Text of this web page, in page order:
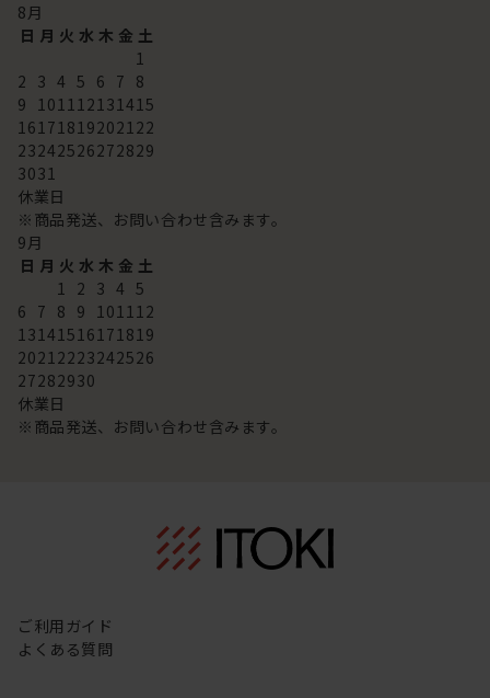
8月
日 月 火 水 木 金 土
1
2 3 4 5 6 7 8
9 101112131415
16171819202122
23242526272829
3031
休業日
※商品発送、お問い合わせ含みます。
9月
日 月 火 水 木 金 土
1 2 3 4 5
6 7 8 9 101112
13141516171819
20212223242526
27282930
休業日
※商品発送、お問い合わせ含みます。
ご利用ガイド
よくある質問